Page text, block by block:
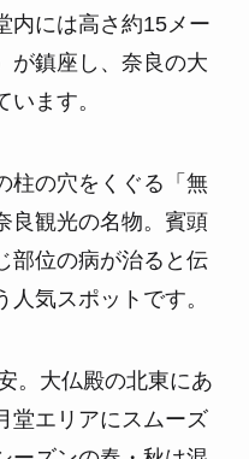
内には高さ約15メー
が鎮座し、奈良の大
ます。
柱の穴をくぐる「無
良観光の名物。賓頭
部位の病が治ると伝
気スポットです。
。大仏殿の北東にあ
堂エリアにスムーズ